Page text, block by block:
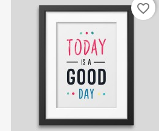
favorite_border